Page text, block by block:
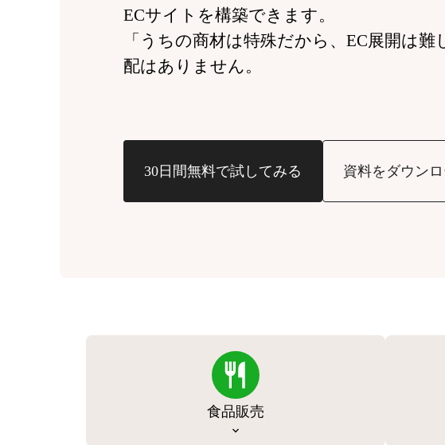
ECサイトを構築できます。
「うちの商材は特殊だから、EC展開は
配はありません。
30日間無料で試してみる 資料をダウン
食品販売